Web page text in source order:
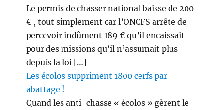
Le permis de chasser national baisse de 200
€ , tout simplement car l’ONCFS arrête de
percevoir indûment 189 € qu’il encaissait
pour des missions qu’il n’assumait plus
depuis la loi […]
Les écolos suppriment 1800 cerfs par
abattage !
Quand les anti-chasse « écolos » gèrent le